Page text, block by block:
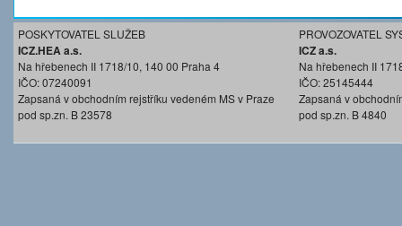
POSKYTOVATEL SLUŽEB
ICZ.HEA a.s.
Na hřebenech II 1718/10, 140 00 Praha 4
IČO: 07240091
Zapsaná v obchodním rejstříku vedeném MS v Praze
pod sp.zn. B 23578
PROVOZOVATEL
ICZ a.s.
Na hřebenech II
IČO: 25145444
Zapsaná v
pod sp.zn. B 4840